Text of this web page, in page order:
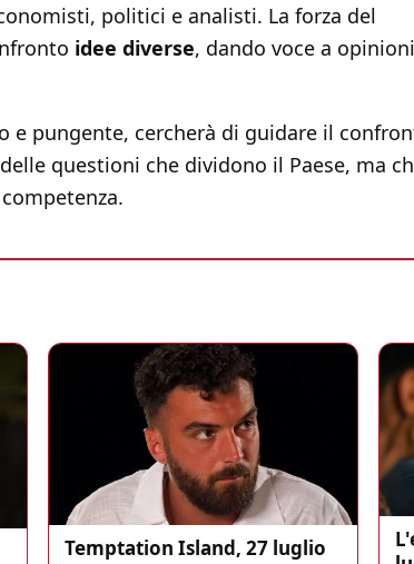
politici e analisti. La forza del
idee diverse, dando voce a opinioni
e pungente, cercherà di guidare il
questioni che dividono il Paese, ma
Temptation Island, 27 luglio